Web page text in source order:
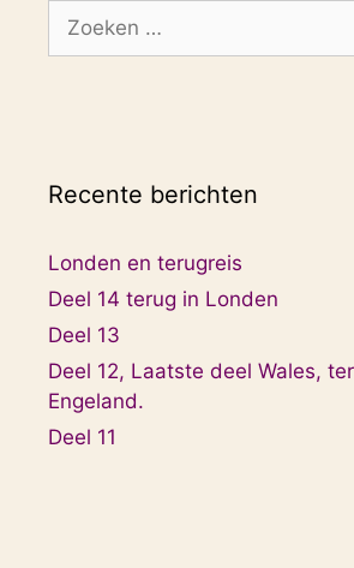
Zoek
Recente berichten
Londen en terugreis
Deel 14 terug in Londen
Deel 13
Deel 12, Laatste deel Wales,
Engeland.
Deel 11